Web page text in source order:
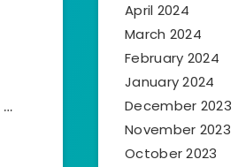
April 2024
March 2024
February 2024
January 2024
December 2023
November 2023
October 2023